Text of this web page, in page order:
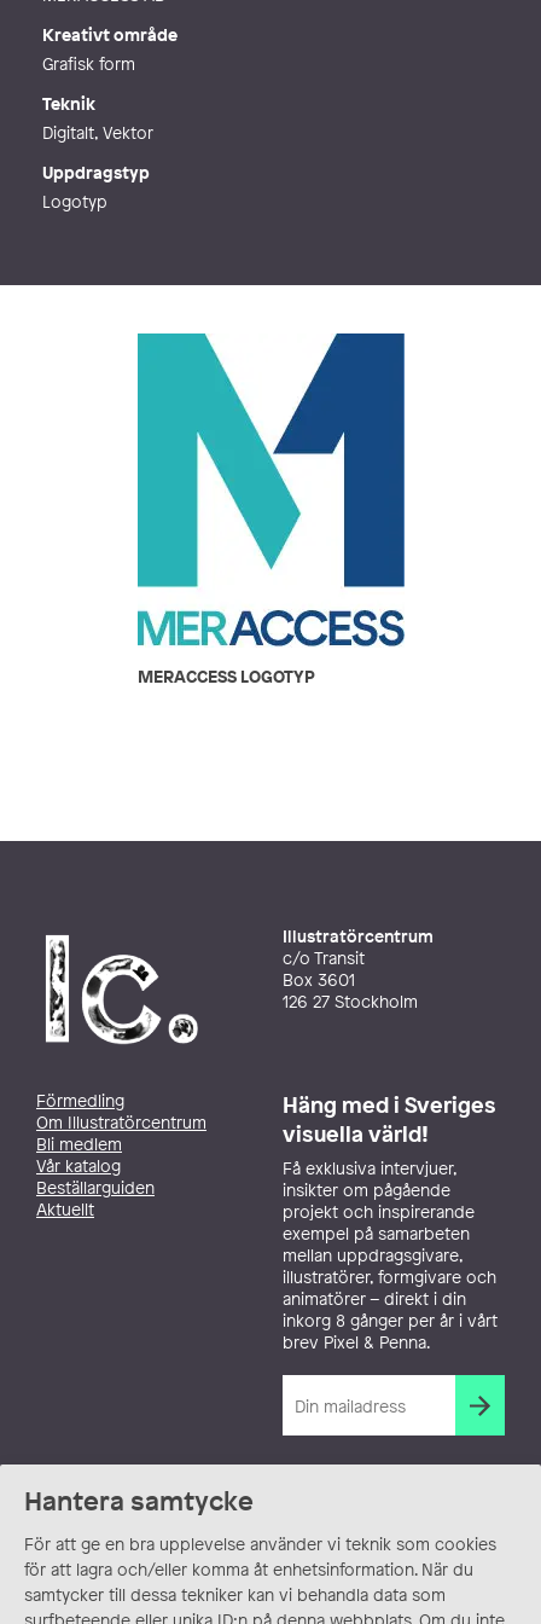
Hantera samtycke
För att ge en bra upplevelse använder vi teknik som cookies
för att lagra och/eller komma åt enhetsinformation. När du
samtycker till dessa tekniker kan vi behandla data som
Kreativt område
Grafisk form
Teknik
Digitalt, Vektor
Uppdragstyp
Logotyp
MERACCESS LOGOTYP
Illustratörcentrum
c/o Transit
Box 3601
126 27 Stockholm
Förmedling
Om Illustratörcentrum
Bli medlem
Vår katalog
Beställarguiden
Aktuellt
Häng med i Sveriges
visuella värld!
Få exklusiva intervjuer,
insikter om pågående
projekt och inspirerande
exempel på samarbeten
mellan uppdragsgivare,
illustratörer, formgivare och
animatörer – direkt i din
inkorg 8 gånger per år i vårt
brev Pixel & Penna.